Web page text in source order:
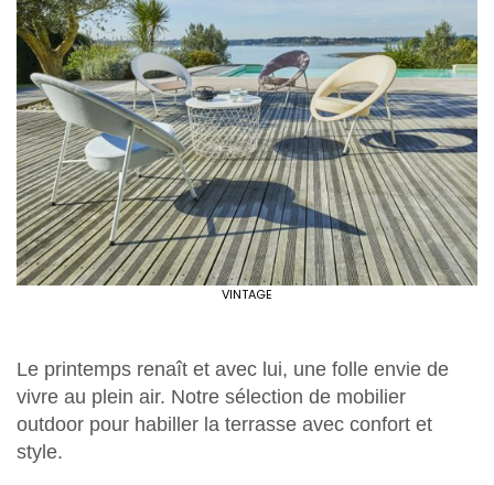
VINTAGE
Le printemps renaît et avec lui, une folle envie de
vivre au plein air. Notre sélection de mobilier
outdoor pour habiller la terrasse avec confort et
style.